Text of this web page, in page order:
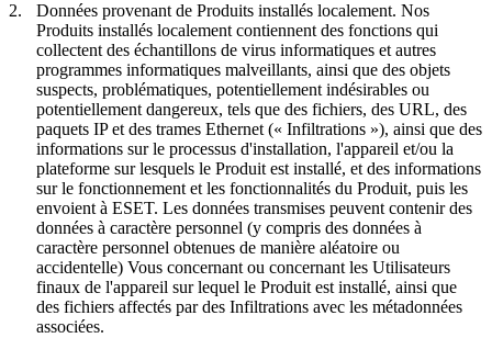
2.
Données provenant de Produits installés localement. Nos
Produits installés localement contiennent des fonctions qui
collectent des échantillons de virus informatiques et autres
programmes informatiques malveillants, ainsi que des objets
suspects, problématiques, potentiellement indésirables ou
potentiellement dangereux, tels que des fichiers, des URL, des
paquets IP et des trames Ethernet (« Infiltrations »), ainsi que des
informations sur le processus d'installation, l'appareil et/ou la
plateforme sur lesquels le Produit est installé, et des informations
sur le fonctionnement et les fonctionnalités du Produit, puis les
envoient à ESET. Les données transmises peuvent contenir des
données à caractère personnel (y compris des données à
caractère personnel obtenues de manière aléatoire ou
accidentelle) Vous concernant ou concernant les Utilisateurs
finaux de l'appareil sur lequel le Produit est installé, ainsi que
des fichiers affectés par des Infiltrations avec les métadonnées
associées.